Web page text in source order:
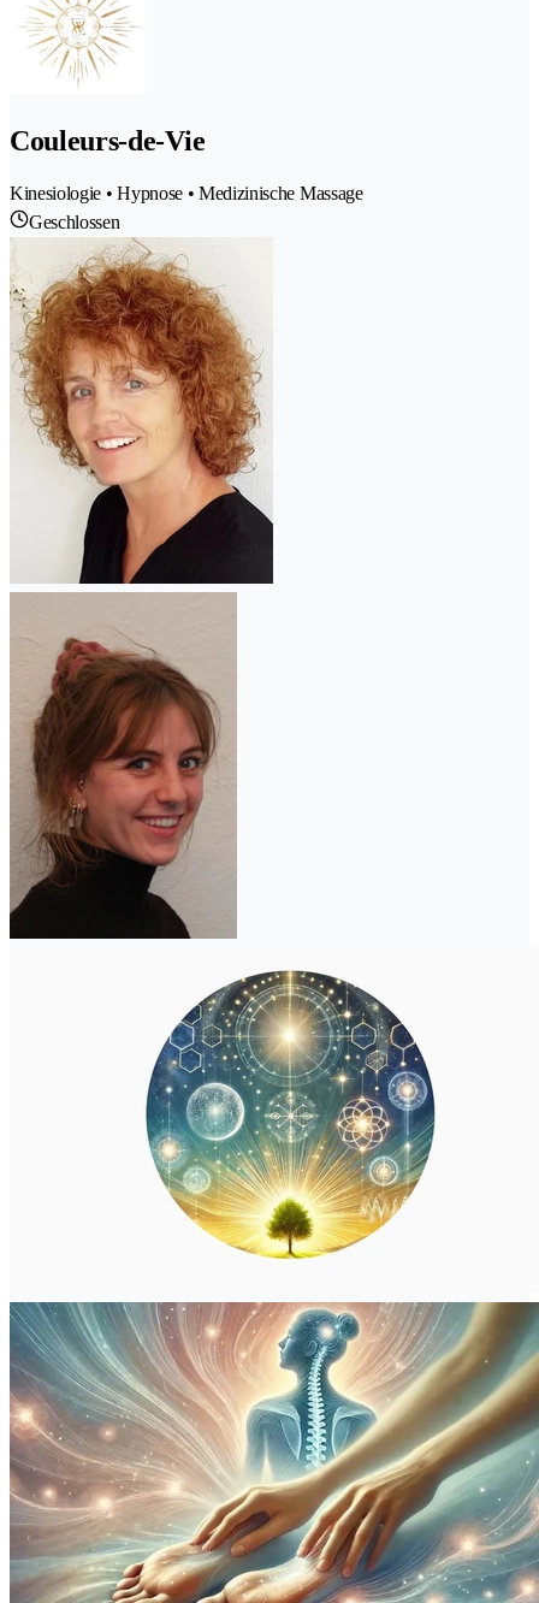
Couleurs-de-Vie
Kinesiologie • Hypnose • Medizinische Massage
Geschlossen